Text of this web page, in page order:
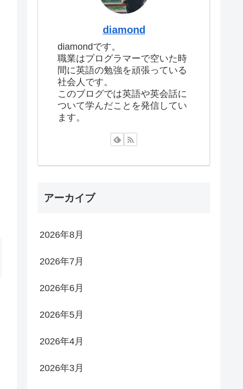
diamond
diamondです。
職業はプログラマーで空いた時
間に英語の勉強を頑張っている
社会人です。
このブログでは英語や英会話に
ついて学んだことを発信してい
ます。
アーカイブ
2026年8月
2026年7月
2026年6月
2026年5月
2026年4月
2026年3月